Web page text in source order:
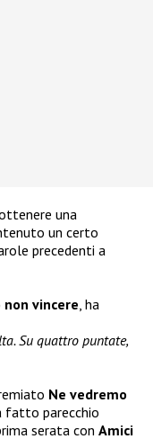
una
un certo
precedenti a
vincere, ha
Su quattro puntate,
Ne vedremo
fatto parecchio
serata con Amici